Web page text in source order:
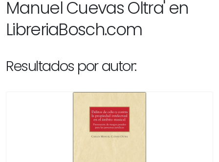
Manuel Cuevas Oltra' en
LibreriaBosch.com
Resultados por autor: